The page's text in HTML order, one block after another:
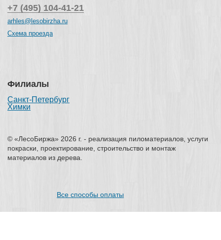
+7 (495) 104-41-21
arhles@lesobirzha.ru
Схема проезда
Филиалы
Санкт-Петербург
Химки
© «ЛесоБиржа» 2026 г. - реализация пиломатериалов, услуги
покраски, проектирование, строительство и монтаж
материалов из дерева.
Все способы оплаты